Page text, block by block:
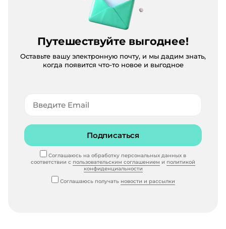
Путешествуйте выгоднее!
Оставьте вашу электронную почту, и мы дадим знать,
когда появится что-то новое и выгодное
Подписаться
Соглашаюсь на обработку персональных данных в
соответствии с пользовательским соглашением и политикой
конфиденциальности
Соглашаюсь получать новости и рассылки